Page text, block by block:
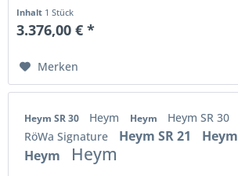
Inhalt 1 Stück
3.376,00 € *
Merken
Heym SR 30 Heym Heym Heym SR 30
RöWa Signature
Heym SR 21 Heym
Heym
Heym